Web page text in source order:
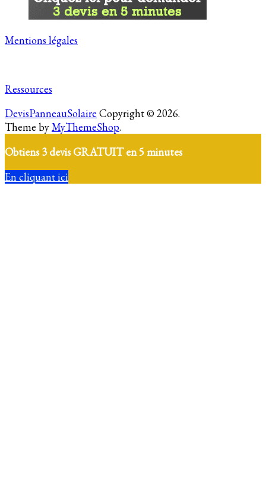
Mentions légales
Ressources
DevisPanneauSolaire Copyright © 2026.
Theme byMyThemeShop.
Obtiens 3 devis GRATUIT en 5 minutes
En cliquant ici